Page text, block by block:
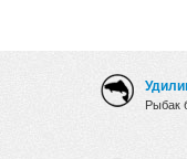
Рыбак